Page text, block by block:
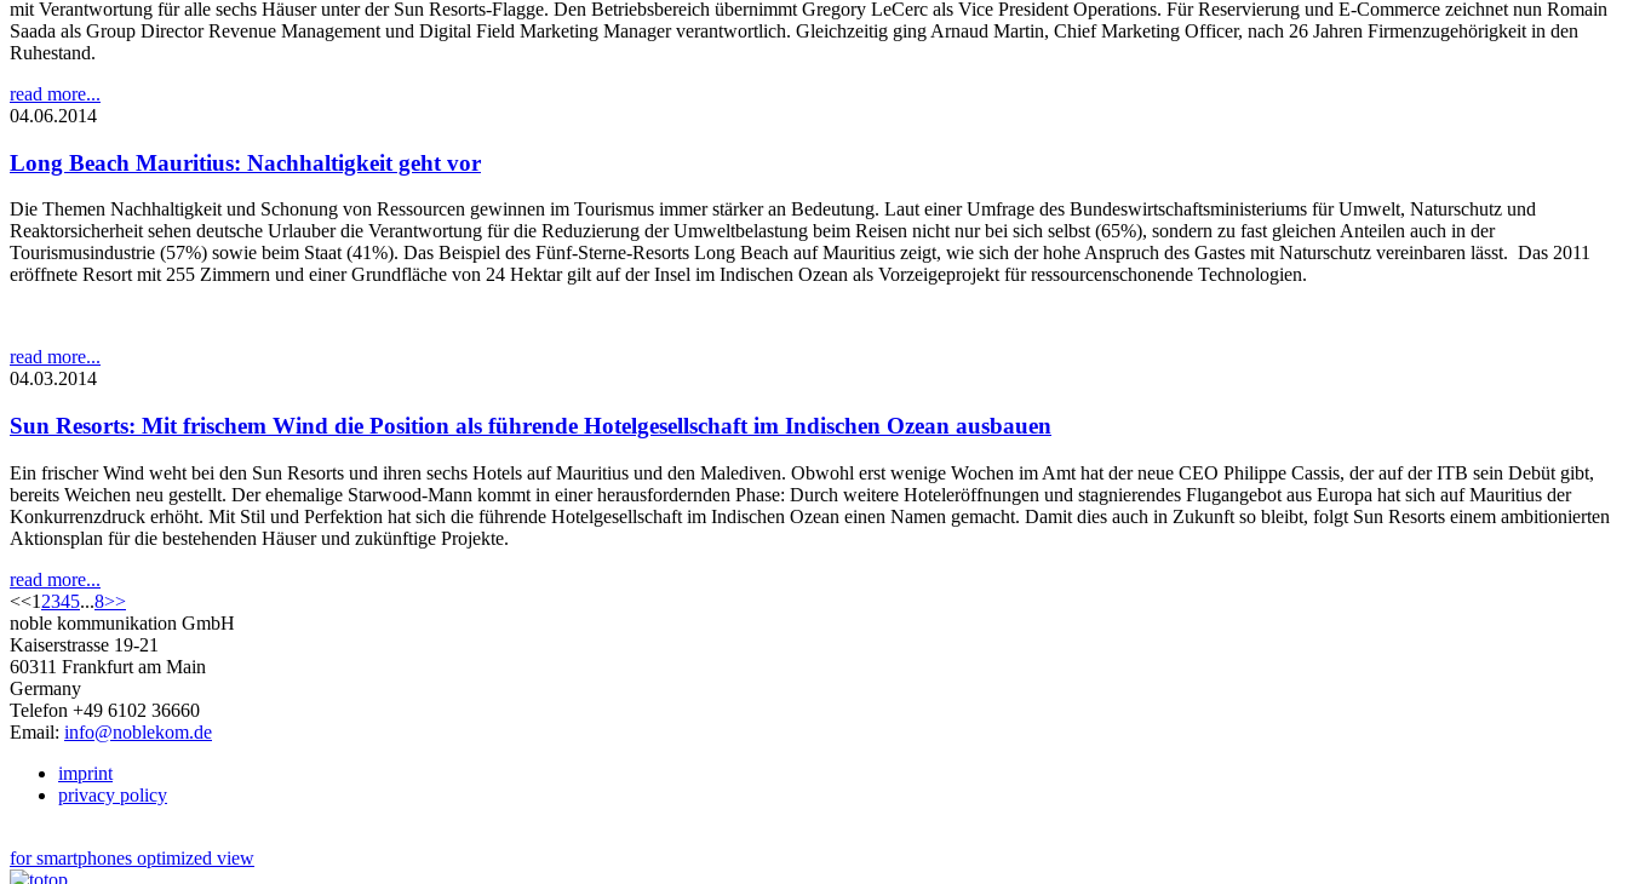
mit Verantwortung für alle sechs Häuser unter der Sun Resorts-Flagge. Den Betriebsbereich übernimmt Gregory LeCerc als Vice President Operations. Für Reservierung und E-Commerce zeichnet nun Romain
Saada als Group Director Revenue Management und Digital Field Marketing Manager verantwortlich. Gleichzeitig ging Arnaud Martin, Chief Marketing Officer, nach 26 Jahren Firmenzugehörigkeit in den
Ruhestand.
read more...
04.06.2014
Long Beach Mauritius: Nachhaltigkeit geht vor
Die Themen Nachhaltigkeit und Schonung von Ressourcen gewinnen im Tourismus immer stärker an Bedeutung. Laut einer Umfrage des Bundeswirtschaftsministeriums für Umwelt, Naturschutz und
Reaktorsicherheit sehen deutsche Urlauber die Verantwortung für die Reduzierung der Umweltbelastung beim Reisen nicht nur bei sich selbst (65%), sondern zu fast gleichen Anteilen auch in der
Tourismusindustrie (57%) sowie beim Staat (41%). Das Beispiel des Fünf-Sterne-Resorts Long Beach auf Mauritius zeigt, wie sich der hohe Anspruch des Gastes mit Naturschutz vereinbaren lässt. Das 2011
eröffnete Resort mit 255 Zimmern und einer Grundfläche von 24 Hektar gilt auf der Insel im Indischen Ozean als Vorzeigeprojekt für ressourcenschonende Technologien.
read more...
04.03.2014
Sun Resorts: Mit frischem Wind die Position als führende Hotelgesellschaft im Indischen Ozean ausbauen
Ein frischer Wind weht bei den Sun Resorts und ihren sechs Hotels auf Mauritius und den Malediven. Obwohl erst wenige Wochen im Amt hat der neue CEO Philippe Cassis, der auf der ITB sein Debüt gibt,
bereits Weichen neu gestellt. Der ehemalige Starwood-Mann kommt in einer herausfordernden Phase: Durch weitere Hoteleröffnungen und stagnierendes Flugangebot aus Europa hat sich auf Mauritius der
Konkurrenzdruck erhöht. Mit Stil und Perfektion hat sich die führende Hotelgesellschaft im Indischen Ozean einen Namen gemacht. Damit dies auch in Zukunft so bleibt, folgt Sun Resorts einem ambitionierten
Aktionsplan für die bestehenden Häuser und zukünftige Projekte.
read more...
<<1 2345...8>>
noble kommunikation GmbH
Kaiserstrasse 19-21
60311 Frankfurt am Main
Germany
Telefon +49 6102 36660
Email: info@noblekom.de
imprint
privacy policy
for smartphones optimized view